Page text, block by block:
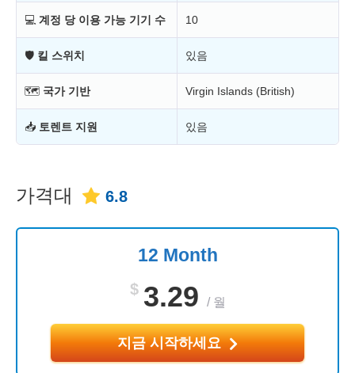
💻 계정 당 이용 가능 기기 수 10
🛡 킬 스위치 있음
🗺 국가 기반 Virgin Islands (British)
📥 토렌트 지원 있음
가격대 6.8
12 Month
$ 3.29 / 월
지금 시작하세요